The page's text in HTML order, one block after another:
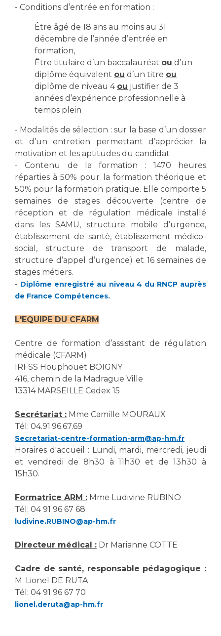
Qualité
Nos indicateurs qualité et de sécurité des soins
Protection des données
Sécurité
Les recherches en santé à l’AP-HM
Lieu de santé sans tabac
Liste des marchés conclus
- Conditions d’entrée en formation :
Être âgé de 18 ans au moins au 31
décembre de l’année d’entrée en
formation,
Être titulaire d’un baccalauréat ou d’un
diplôme équivalent ou d’un titre ou
diplôme de niveau 4 ou justifier de 3
années d’expérience professionnelle à
temps plein
- Modalités de sélection : sur la base d’un dossier
et d’un entretien permettant d’apprécier la
motivation et les aptitudes du candidat
- Contenu de la formation : 1470 heures
réparties à 50% pour la formation théorique et
50% pour la formation pratique. Elle comporte 5
semaines de stages découverte (centre de
réception et de régulation médicale installé
dans les SAMU, structure mobile d’urgence,
établissement de santé, établissement médico-
social, structure de transport de malade,
structure d’appel d’urgence) et 16 semaines de
stages métiers.
- Diplôme enregistré au niveau 4 du RNCP auprès
de France Compétences.
L'EQUIPE DU CFARM
Centre de formation d’assistant de régulation
médicale (CFARM)
IRFSS Houphouët BOIGNY
416, chemin de la Madrague Ville
13314 MARSEILLE Cedex 15
Secrétariat : Mme Camille MOURAUX
Tél: 04.91.96.67.69
Secretariat-centre-formation-arm@ap-hm.fr
Horaires d'accueil : Lundi, mardi, mercredi, jeudi
et vendredi de 8h30 à 11h30 et de 13h30 à
15h30.
Formatrice ARM : Mme Ludivine RUBINO
Tél: 04 91 96 67 68
ludivine.RUBINO@ap-hm.fr
Directeur médical : Dr Marianne COTTE
Cadre de santé, responsable pédagogique :
M. Lionel DE RUTA
Tél: 04 91 96 67 70
lionel.deruta@ap-hm.fr